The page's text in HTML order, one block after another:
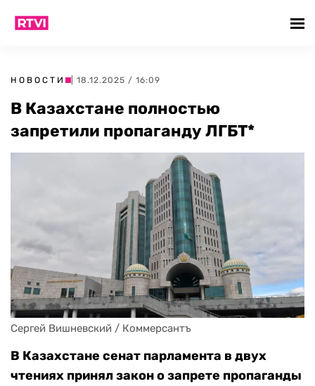
НОВОСТИ | 18.12.2025 / 16:09
В Казахстане полностью
запретили пропаганду ЛГБТ*
Сергей Вишневский / Коммерсантъ
В Казахстане сенат парламента в двух
чтениях принял закон о запрете пропаганды